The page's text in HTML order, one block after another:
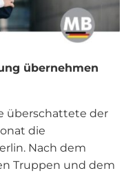
übernehmen
überschattete der
die
Nach dem
Truppen und dem